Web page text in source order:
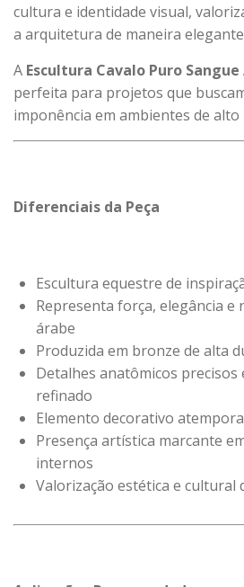
cultura e identidade visual,
a arquitetura de maneira
A Escultura Cavalo Puro Sangue
perfeita para projetos que
imponência em ambientes de alto
Diferenciais da Peça
Escultura equestre de
Representa força, elegância e
árabe
Produzida em bronze de alta
Detalhes anatômicos precisos
refinado
Elemento decorativo
Presença artística marcante
internos
Valorização estética e cultural